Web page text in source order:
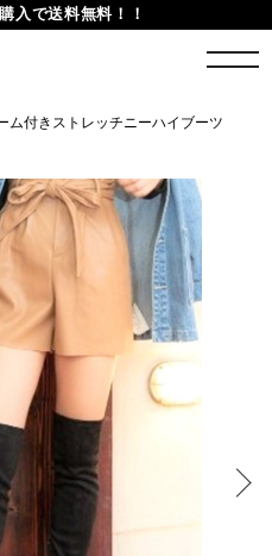
入で送料無料！！
ム付きストレッチニーハイブーツ